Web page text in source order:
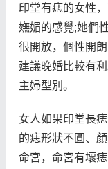
印堂有痣的女性
嫵媚的感覺;她們
很開放，個性開
建議晚婚比較有
主婦型別。
女人如果印堂長
的痣形狀不圓、
命宮，命宮有壞